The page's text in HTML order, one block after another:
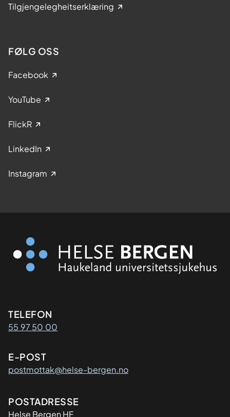
Tilgjengelegheitserklæring
FØLG OSS
Facebook
YouTube
FlickR
LinkedIn
Instagram
Kontaktinformasjon
TELEFON
55 97 50 00
E-POST
postmottak@helse-bergen.no
Adresse
POSTADRESSE
Helse Bergen HF